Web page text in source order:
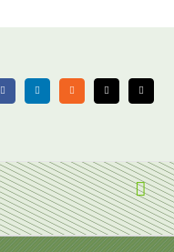
FacebookLinkedIn Rss X Email